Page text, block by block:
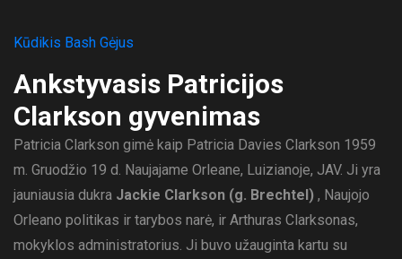
Kūdikis Bash Gėjus
Ankstyvasis Patricijos
Clarkson gyvenimas
Patricia Clarkson gimė kaip Patricia Davies Clarkson 1959
m. Gruodžio 19 d. Naujajame Orleane, Luizianoje, JAV. Ji yra
jauniausia dukra Jackie Clarkson (g. Brechtel) , Naujojo
Orleano politikas ir tarybos narė, ir Arthuras Clarksonas,
mokyklos administratorius. Ji buvo užauginta kartu su